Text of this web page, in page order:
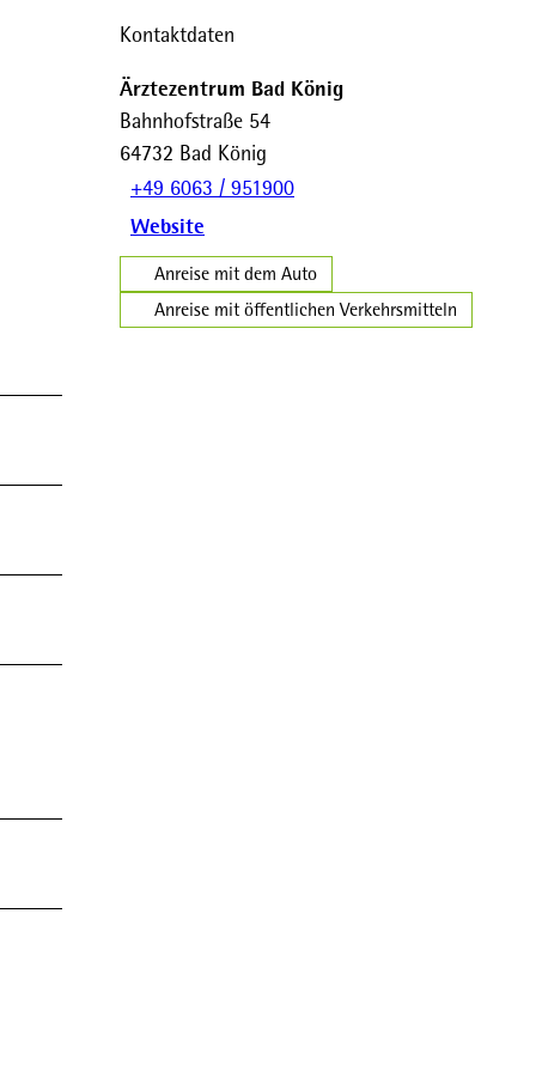
Kontaktdaten
Ärztezentrum Bad König
Bahnhofstraße 54
64732 Bad König
+49 6063 / 951900
Website
Anreise mit dem Auto
Anreise mit öffentlichen Verkehrsmitteln